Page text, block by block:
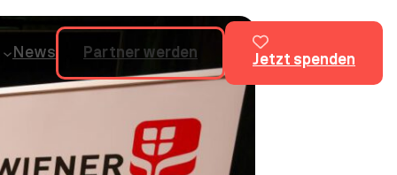
News Partner werden Jetzt spenden